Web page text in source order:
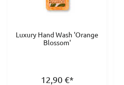
Luxury Hand Wash 'Orange
Blossom'
12,90€*